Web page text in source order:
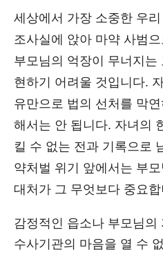
세상에서 가장 소중한 우
조사실에 앉아 마약 사범
부모님의 억장이 무너지는
현하기 어려울 것입니다.
유만으로 법의 선처를 막
해서는 안 됩니다. 자녀의
킬 수 없는 전과 기록으로
약처벌 위기 앞에서는 부
대처가 그 무엇보다 중요
감정적인 읍소나 부모님의
수사기관의 마음을 열 수